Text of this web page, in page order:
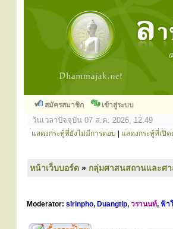
สมัครสมาชิก เข้าสู่ระบบ
วันเวลาปัจจุบัน 07 ส.ค. 2026, 12:49
แสดงกระทู้ที่ยังไม่มีการตอบ แสดงกระทู้ที่เปิ
หน้าเว็บบอร์ด » กลุ่มศาสนสถานและศ
Moderator: sirinpho, Duangtip, วรานนท์, ฟ้า